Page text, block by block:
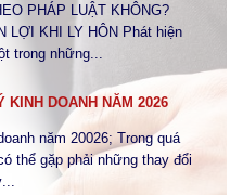
PHÁP LUẬT KHÔNG?
LỢI KHI LY HÔN Phát hiện
trong những...
KINH DOANH NĂM 2026
năm 20026; Trong quá
thể gặp phải những thay đổi